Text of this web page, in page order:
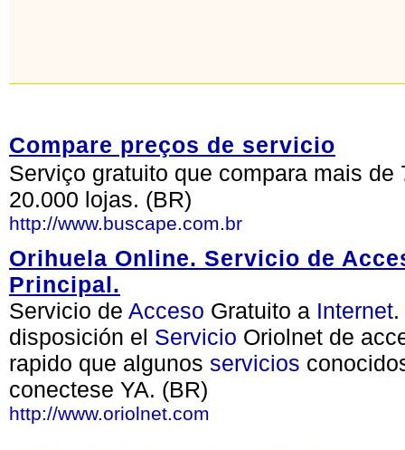
Compare preços de servicio
Serviço gratuito que compara mais
20.000 lojas. (BR)
http://www.buscape.com.br
Orihuela Online. Servicio de
Principal.
Servicio de Acceso Gratuito a Internet
disposición el Servicio Oriolnet de
rapido que algunos servicios
conectese YA. (BR)
http://www.oriolnet.com